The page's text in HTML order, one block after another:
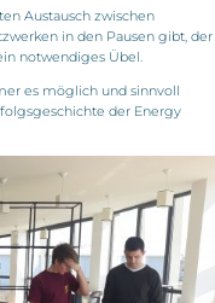
Austausch zwischen
in den Pausen gibt, der
notwendiges Übel.
es möglich und sinnvoll
der Energy